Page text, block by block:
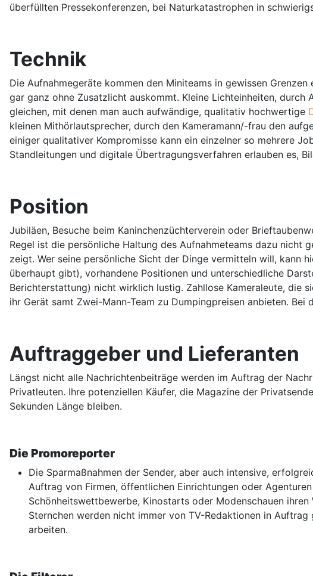
überfüllten Pressekonferenzen, bei Naturkatastrophen in
Technik
Die Aufnahmegeräte kommen den Miniteams in gewissen
gar ganz ohne Zusatzlicht auskommt. Kleine Lichteinheiten,
gleichen, mit denen man auch aufwändige, qualitativ hochwertige
kleinen Mithörlautsprecher, durch den Kameramann/-frau den
einiger qualitativer Kompromisse kann ein einzelner so mehrere
Standleitungen und digitale Übertragungsverfahren erlauben es,
Position
Jubiläen, Besuche beim Kaninchenzüchterverein oder
Regel ist die persönliche Haltung des Aufnahmeteams dazu nicht
zeigt. Wer seine persönliche Sicht der Dinge vermitteln will, kann
überhaupt gibt), vorhandene Positionen und unterschiedliche
Berichterstattung) nicht wirklich lustig. Zahllose Kameraleute, die
ihr Gerät samt Zwei-Mann-Team zu Dumpingpreisen anbieten.
Auftraggeber und Lieferanten
Längst nicht alle Nachrichtenbeiträge werden im Auftrag der
Privatleuten. Ihre potenziellen Käufer, die Magazine der
Sekunden Länge bleiben.
Die Promoreporter
Die Sparmaßnahmen der Sender, aber auch intensive,
Auftrag von Firmen, öffentlichen Einrichtungen oder
Schönheitswettbewerbe, Kinostarts oder Modenschauen
Sternchen werden nicht immer von TV-Redaktionen in
arbeiten.